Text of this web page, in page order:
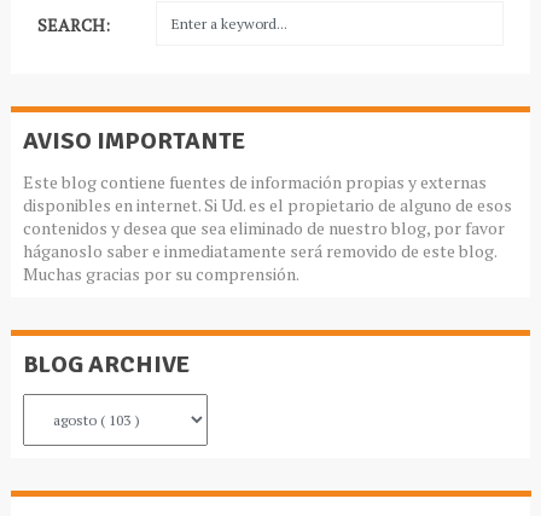
SEARCH:
AVISO IMPORTANTE
Este blog contiene fuentes de información propias y externas
disponibles en internet. Si Ud. es el propietario de alguno de esos
contenidos y desea que sea eliminado de nuestro blog, por favor
háganoslo saber e inmediatamente será removido de este blog.
Muchas gracias por su comprensión.
BLOG ARCHIVE